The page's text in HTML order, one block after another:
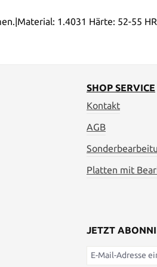
1.4031 Härte: 52-55
SHOP SERVICE
Kontakt
AGB
Platten mit
JETZT